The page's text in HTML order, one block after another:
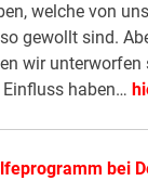
welche von
gewollt sind.
wir
haben…
bei